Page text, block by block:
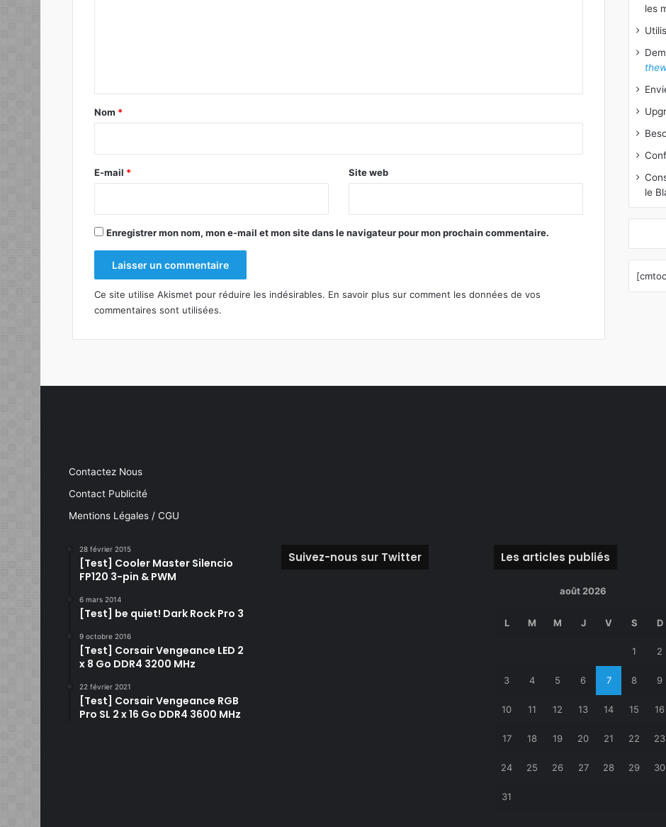
a
e
Nom *
E-mail * Site web
Enregistrer mon nom, mon e-mail et mon site dans le navigateur pour mon prochain commentaire.
Ce site utilise Akismet pour réduire les indésirables. En savoir plus sur comment les données de vos
commentaires sont utilisées.
les
le
Contactez Nous
Contact Publicité
Mentions Légales / CGU
28 février 2015
[Test] Cooler Master Silencio
FP120 3-pin & PWM
6 mars 2014
[Test] be quiet! Dark Rock Pro 3
9 octobre 2016
[Test] Corsair Vengeance LED 2
x 8 Go DDR4 3200 MHz
22 février 2021
[Test] Corsair Vengeance RGB
Pro SL 2 x 16 Go DDR4 3600 MHz
Suivez-nous sur Twitter Les articles publiés
août 2026
L M M J V S D
1 2
3 4 5 6 7 8 9
10 11 12 13 14 15 16
17 18 19 20 21 22 23
24 25 26 27 28 29 30
31